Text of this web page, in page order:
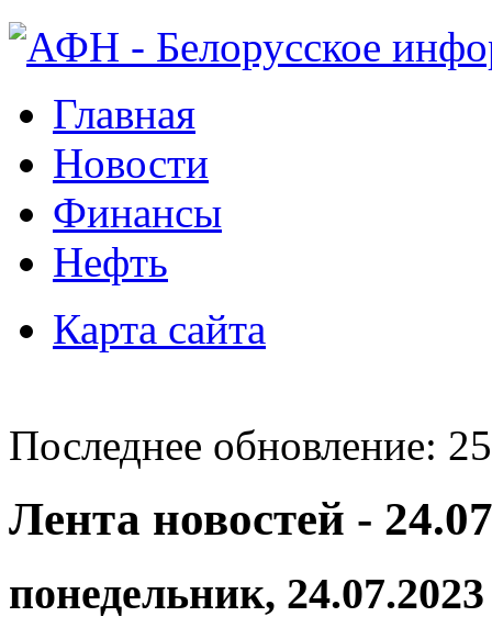
Главная
Новости
Финансы
Нефть
Карта сайта
Последнее обновление:
Лента новостей -
понедельник, 24.07.2023